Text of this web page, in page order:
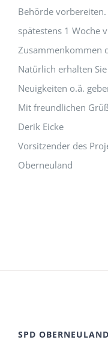
Behörde
spätestens 1 Woche
Zusammenkommen
Natürlich erhalten
Neuigkeiten o.ä.
Mit freundlichen
Derik Eicke
Vorsitzender des
Oberneuland
SPD OBERNEULAND